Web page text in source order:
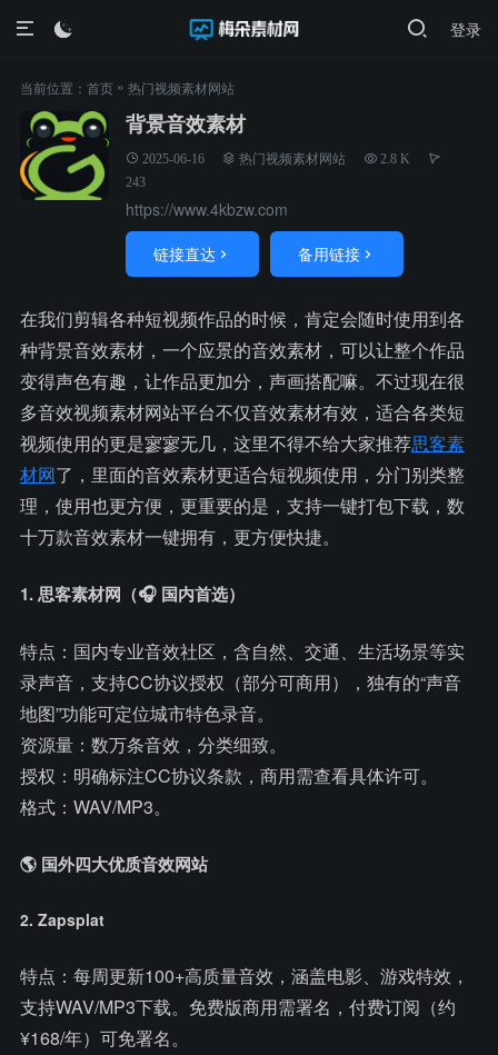
登录

当前位置： 首页 » 热门视频素材网站
背景音效素材
2025-06-16 热门视频素材网站
2.8 K
243
https://www.4kbzw.com
链接直达  备用链接 
在我们剪辑各种短视频作品的时候，肯定会随时使用到各
种背景音效素材，一个应景的音效素材，可以让整个作品
变得声色有趣，让作品更加分，声画搭配嘛。不过现在很
多音效视频素材网站平台不仅音效素材有效，适合各类短
视频使用的更是寥寥无几，这里不得不给大家推荐思客素
材网了，里面的音效素材更适合短视频使用，分门别类整
理，使用也更方便，更重要的是，支持一键打包下载，数
十万款音效素材一键拥有，更方便快捷。
1. 思客素材网（🎧 国内首选）
特点：国内专业音效社区，含自然、交通、生活场景等实
录声音，支持CC协议授权（部分可商用），独有的“声音
地图”功能可定位城市特色录音。
资源量：数万条音效，分类细致。
授权：明确标注CC协议条款，商用需查看具体许可。
格式：WAV/MP3。
🌎 国外四大优质音效网站
2. Zapsplat
特点：每周更新100+高质量音效，涵盖电影、游戏特效，
支持WAV/MP3下载。免费版商用需署名，付费订阅（约
¥168/年）可免署名。